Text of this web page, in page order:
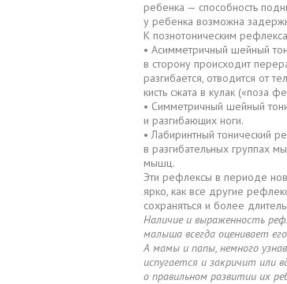
ребенка — способность
у ребенка возможна
К познотоническим
• Асимметричный шейный
в сторону происходит
разгибается, отводится от
кисть сжата в кулак («поза
• Симметричный шейный
и разгибающих ноги.
• Лабиринтный тонический
в разгибательных группах
мышц.
Эти рефлексы в периоде
ярко, как все другие
сохраняться и более
Наличие и выраженность
малыша всегда оценивает
А мамы и папы, немного
испугается и закричит или
о правильном развитии их